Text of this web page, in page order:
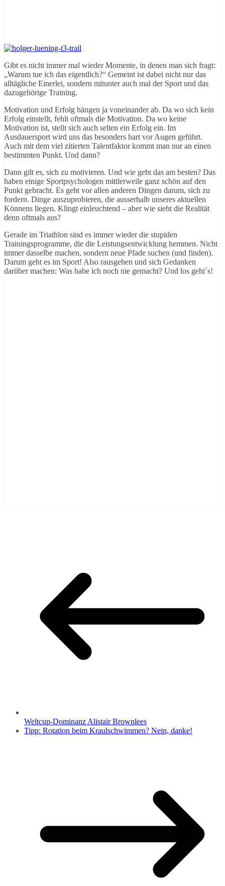
Gibt es nicht immer mal wieder Momente, in denen man sich fragt:
„Warum tue ich das eigentlich?“ Gemeint ist dabei nicht nur das
alltägliche Einerlei, sondern mitunter auch mal der Sport und das
dazugehörige Training.
Motivation und Erfolg hängen ja voneinander ab. Da wo sich kein
Erfolg einstellt, fehlt oftmals die Motivation. Da wo keine
Motivation ist, stellt sich auch selten ein Erfolg ein. Im
Ausdauersport wird uns das besonders hart vor Augen geführt.
Auch mit dem viel zitierten Talentfaktor kommt man nur an einen
bestimmten Punkt. Und dann?
Dann gilt es, sich zu motivieren. Und wie geht das am besten? Das
haben einige Sportpsychologen mittlerweile ganz schön auf den
Punkt gebracht. Es geht vor allen anderen Dingen darum, sich zu
fordern. Dinge auszuprobieren, die ausserhalb unseres aktuellen
Könnens liegen. Klingt einleuchtend – aber wie sieht die Realität
denn oftmals aus?
Gerade im Triathlon sind es immer wieder die stupiden
Trainingsprogramme, die die Leistungsentwicklung hemmen. Nicht
immer dasselbe machen, sondern neue Pfade suchen (und finden).
Darum geht es im Sport! Also rausgehen und sich Gedanken
darüber machen: Was habe ich noch nie gemacht? Und los geht´s!
Weltcup-Dominanz Alistair Brownlees
Tipp: Rotation beim Kraulschwimmen? Nein, danke!